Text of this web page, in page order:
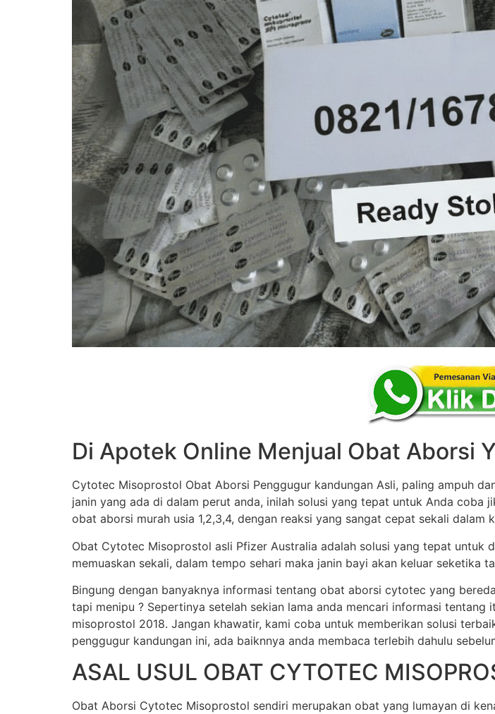
Di Apotek Online Menjual Obat Aborsi
Cytotec Misoprostol Obat Aborsi Penggugur kandungan Asli, paling ampuh
janin yang ada di dalam perut anda, inilah solusi yang tepat untuk Anda coba
obat aborsi murah usia 1,2,3,4, dengan reaksi yang sangat cepat sekali
Obat Cytotec Misoprostol asli Pfizer Australia adalah solusi yang tepat untuk
memuaskan sekali, dalam tempo sehari maka janin bayi akan keluar seketika
Bingung dengan banyaknya informasi tentang obat aborsi cytotec yang
tapi menipu ? Sepertinya setelah sekian lama anda mencari informasi
misoprostol 2018. Jangan khawatir, kami coba untuk memberikan solusi
penggugur kandungan ini, ada baiknnya anda membaca terlebih dahulu
ASAL USUL OBAT CYTOTEC
Obat Aborsi Cytotec Misoprostol sendiri merupakan obat yang lumayan di